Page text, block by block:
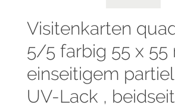
Visitenkarten
5/5 farbig 55 x 55
einseitigem
UV-Lack ,